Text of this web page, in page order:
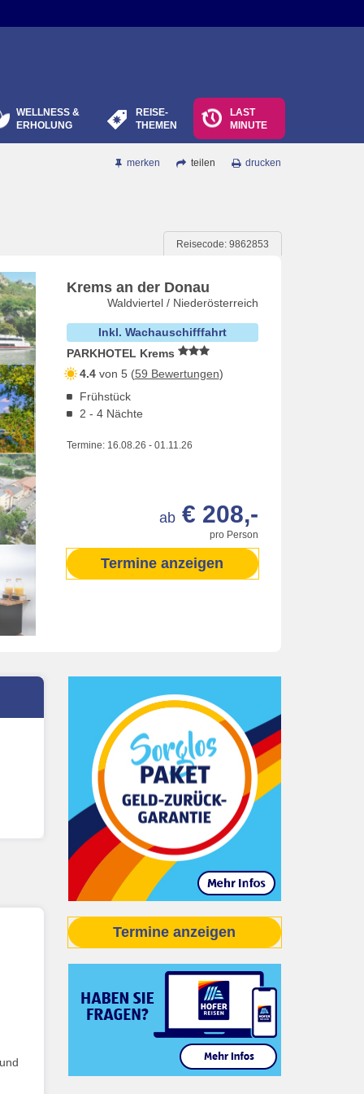
WELLNESS &
ERHOLUNG
REISE-
THEMEN
LAST
MINUTE
drucken
teilen
merken
Reisecode: 9862853
Krems an der Donau
Waldviertel / Niederösterreich
Inkl. Wachauschifffahrt
PARKHOTEL Krems
4.4von 5 (59 Bewertungen)
Frühstück
2 - 4 Nächte
Termine: 16.08.26 - 01.11.26
pro Person
ab € 208,-
Termine anzeigen
Termine anzeigen